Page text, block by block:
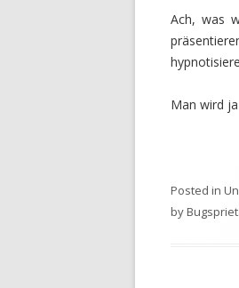
Ach, was
Man wird
Posted in
byBugspriet